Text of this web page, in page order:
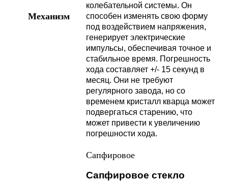
Механизм
колебательной системы. Он
способен изменять свою форму
под воздействием напряжения,
генерирует электрические
импульсы, обеспечивая точное и
стабильное время. Погрешность
хода составляет +/- 15 секунд в
месяц. Они не требуют
регулярного завода, но со
временем кристалл кварца может
подвергаться старению, что
может привести к увеличению
погрешности хода.
Сапфировое
Сапфировое стекло